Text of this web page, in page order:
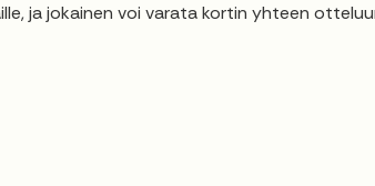
ja jokainen voi varata kortin yhteen